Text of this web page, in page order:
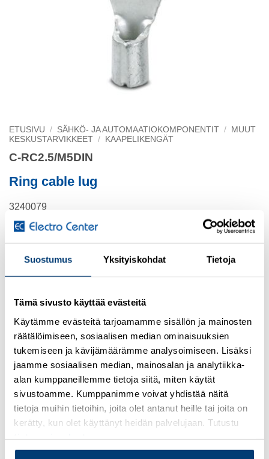
Suostumus Yksityiskohdat Tietoja
Tämä sivusto käyttää evästeitä
Käytämme evästeitä tarjoamamme sisällön ja mainosten
räätälöimiseen, sosiaalisen median ominaisuuksien
tukemiseen ja kävijämäärämme analysoimiseen. Lisäksi
jaamme sosiaalisen median, mainosalan ja analytiikka-
alan kumppaneillemme tietoja siitä, miten käytät
sivustoamme. Kumppanimme voivat yhdistää näitä
tietoja muihin tietoihin, joita olet antanut heille tai joita on
kerätty, kun olet käyttänyt heidän palvelujaan. Tutustu
ETUSIVU / SÄHKÖ- JA AUTOMAATIOKOMPONENTIT /
MUUT
KESKUSTARVIKKEET / KAAPELIKENGÄT
C-RC2.5/M5DIN
Ring cable lug
3240079
Lisätietoja tuotteesta
Osasto: Kaapelikengät